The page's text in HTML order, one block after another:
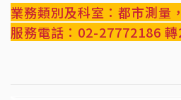
業務類別及科室：都市測量
服務電話：02-27772186